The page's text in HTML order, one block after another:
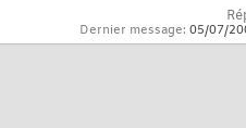
Dernier message: 05/07/